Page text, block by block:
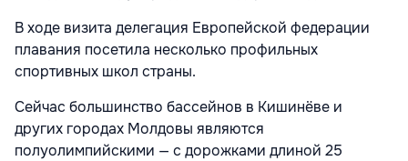
В ходе визита делегация Европейской федерации
плавания посетила несколько профильных
спортивных школ страны.
Сейчас большинство бассейнов в Кишинёве и
других городах Молдовы являются
полуолимпийскими — с дорожками длиной 25